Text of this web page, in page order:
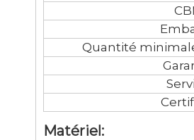
Quantité
Matériel: